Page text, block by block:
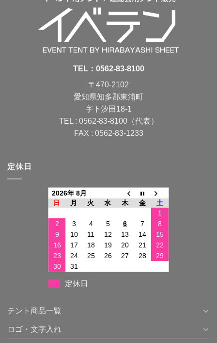
TEL： 0562-83-8100
〒470-2102
愛知県知多郡東浦町
字下汐田18-1
TEL : 0562-83-8100（代表）
FAX : 0562-83-1233
定休日
2026年 8月
日
月 火 水 木 金
土
1
2
3 4 5 6 7
8
9
10 11 12 13 14
15
16
17 18 19 20 21
22
23
24 25 26 27 28
29
30
31
定休日
テント商品一覧
ロゴ・文字入れ